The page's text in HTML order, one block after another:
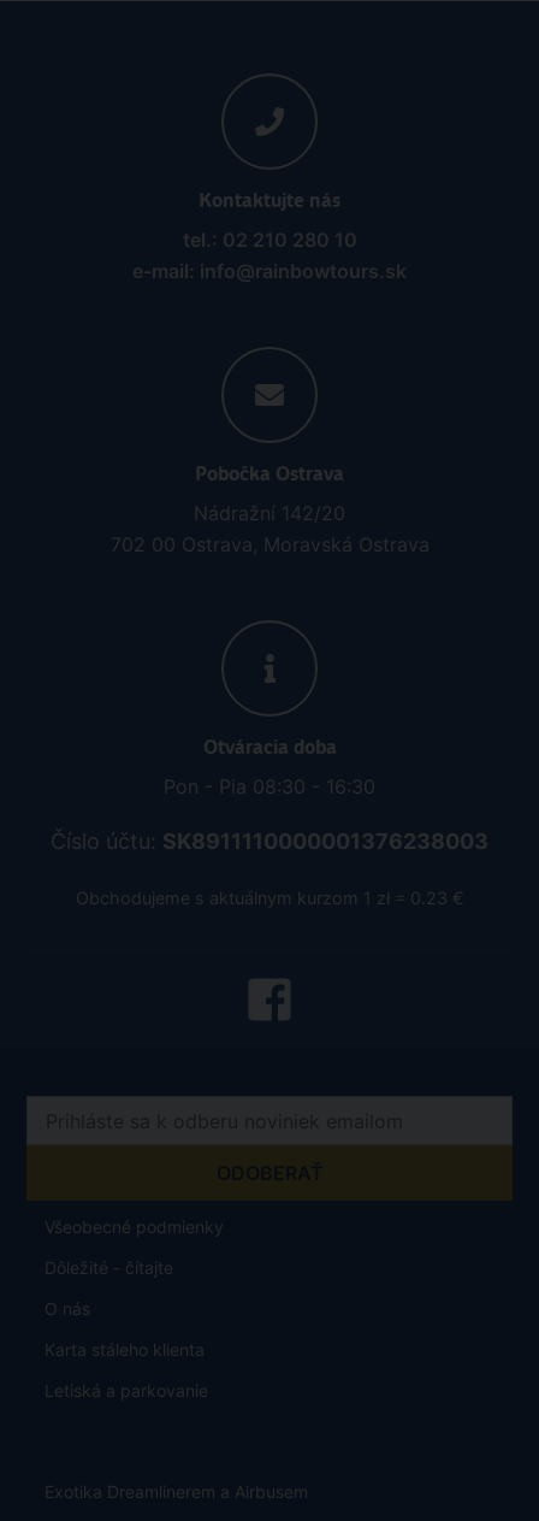
Kontaktujte nás
tel.: 02 210 280 10
e-mail: info@rainbowtours.sk
Pobočka Ostrava
Nádražní 142/20
702 00 Ostrava, Moravská Ostrava
Otváracia doba
Pon - Pia 08:30 - 16:30
Číslo účtu: SK8911110000001376238003
Obchodujeme s aktuálnym kurzom 1 zł = 0.23 €
Všeobecné podmienky
Dôležité - čítajte
O nás
Karta stáleho klienta
Letiská a parkovanie
Exotika Dreamlinerem a Airbusem